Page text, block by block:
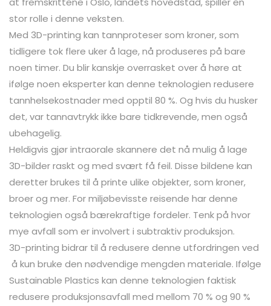
stor rolle i denne veksten.
Med 3D-printing kan tannproteser som kroner, som
tidligere tok flere uker å lage, nå produseres på bare
noen timer. Du blir kanskje overrasket over å høre at
ifølge noen eksperter kan denne teknologien redusere
tannhelsekostnader med opptil 80 %. Og hvis du husker
det, var tannavtrykk ikke bare tidkrevende, men også
ubehagelig.
Heldigvis gjør intraorale skannere det nå mulig å lage
3D-bilder raskt og med svært få feil. Disse bildene kan
deretter brukes til å printe ulike objekter, som kroner,
broer og mer. For miljøbevisste reisende har denne
teknologien også bærekraftige fordeler. Tenk på hvor
mye avfall som er involvert i subtraktiv produksjon.
3D-printing bidrar til å redusere denne utfordringen ved
å kun bruke den nødvendige mengden materiale. Ifølge
Sustainable Plastics kan denne teknologien faktisk
redusere produksjonsavfall med mellom 70 % og 90 %